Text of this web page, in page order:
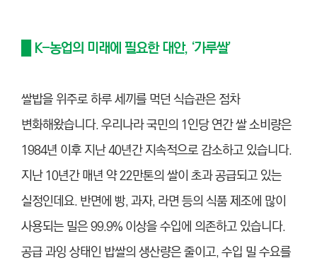
█ K-농업의 미래에 필요한 대안, ‘가루쌀’
쌀밥을 위주로 하루 세끼를 먹던 식습관은 점차
변화해왔습니다. 우리나라 국민의 1인당 연간 쌀 소비량은
1984년 이후 지난 40년간 지속적으로 감소하고 있습니다.
지난 10년간 매년 약 22만톤의 쌀이 초과 공급되고 있는
실정인데요. 반면에 빵, 과자, 라면 등의 식품 제조에 많이
사용되는 밀은 99.9% 이상을 수입에 의존하고 있습니다.
공급 과잉 상태인 밥쌀의 생산량은 줄이고, 수입 밀 수요를